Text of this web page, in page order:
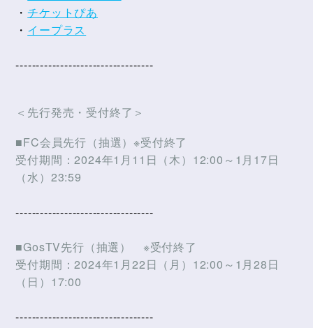
・チケットぴあ
・ イープラス
----------------------------------
＜先行発売・受付終了＞
■FC会員先行（抽選）※受付終了
受付期間：2024年1月11日（木）12:00～1月17日
（水）23:59
----------------------------------
■GosTV先行（抽選） ※受付終了
受付期間：2024年1月22日（月）12:00～1月28日
（日）17:00
----------------------------------